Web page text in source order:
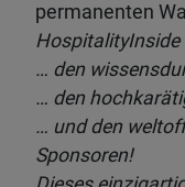
permanenten
HospitalityInside
… den
… den
… und den
Sponsoren!